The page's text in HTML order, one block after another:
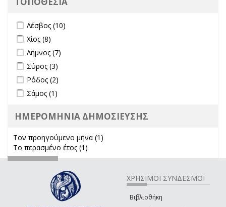
Apply Λέσβος filter
Λέσβος (10)
Apply Χίος filter
Χίος (8)
Apply Λήμνος filter
Λήμνος (7)
Apply Σύρος filter
Σύρος (3)
Apply Ρόδος filter
Ρόδος (2)
Apply Σάμος filter
Σάμος (1)
ΗΜΕΡΟΜΗΝΙΑ ΔΗΜΟΣΙΕΥΣΗΣ
Τον προηγούμενο μήνα (1)
Το περασμένο έτος (1)
ΧΡΗΣΙΜΟΙ ΣΥΝΔΕΣΜΟΙ
Βιβλιοθήκη